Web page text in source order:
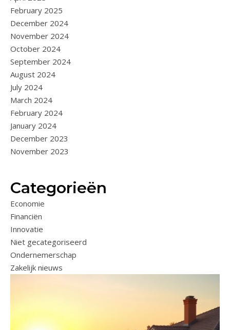
February 2025
December 2024
November 2024
October 2024
September 2024
August 2024
July 2024
March 2024
February 2024
January 2024
December 2023
November 2023
Categorieën
Economie
Financiën
Innovatie
Niet gecategoriseerd
Ondernemerschap
Zakelijk nieuws